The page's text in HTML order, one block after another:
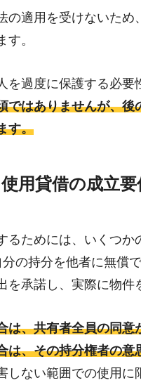
の適用を受けないた
。
を過度に保護する必要
ではありませんが、
す。
用貸借の成立要
るためには、いくつか
の持分を他者に無償
承諾し、実際に物件
は、共有者全員の同
は、その持分権者の意
しない範囲での使用に